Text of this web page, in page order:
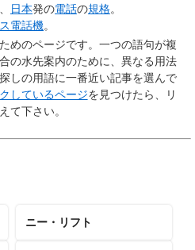
日本発の電話の規格。
電話機。
めのページです。一つの語句が複
の水先案内のために、異なる用法
しの用語に一番近い記事を選んで
しているページを見つけたら、リ
て下さい。
ニー・リフト